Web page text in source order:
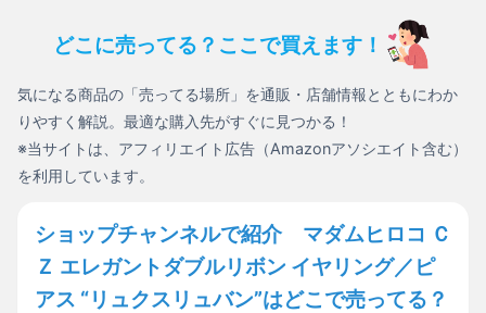
どこに売ってる？ここで買えます！
気になる商品の「売ってる場所」を通販・店舗情報とともにわか
りやすく解説。最適な購入先がすぐに見つかる！
※当サイトは、アフィリエイト広告（Amazonアソシエイト含む）
を利用しています。
ショップチャンネルで紹介 マダムヒロコ Ｃ
Ｚ エレガントダブルリボン イヤリング／ピ
アス “リュクスリュバン”はどこで売ってる？